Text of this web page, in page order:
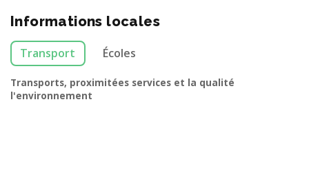
Informations locales
Transport Écoles
Transports, proximitées services et la qualité
l'environnement